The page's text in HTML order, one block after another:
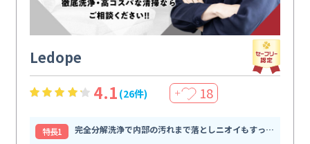
Ledope
4.1 (26件) ＋ 18
特⻑1
完全分解洗浄で内部の汚れまで落としニオイもすっきり解消